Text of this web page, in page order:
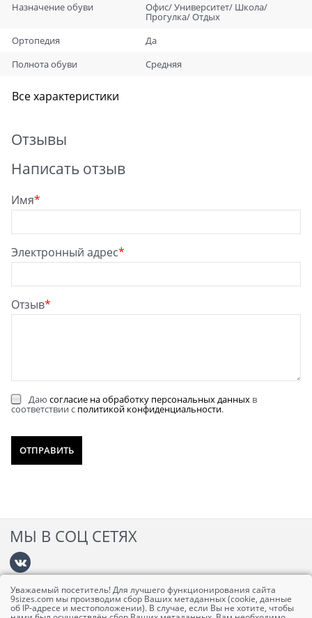
Назначение обуви
Офис/ Университет/ Школа/
Прогулка/ Отдых
Ортопедия
Да
Полнота обуви
Средняя
Все характеристики
Отзывы
Написать отзыв
Имя
Электронный адрес
Отзыв
Даю согласие на обработку персональных данных в
соответствии с политикой конфиденциальности.
МЫ В СОЦ СЕТЯХ
Информация
Уважаемый посетитель! Для лучшего функционирования сайта
9sizes.com мы производим сбор Ваших метаданных (cookie, данные
об IP-адресе и местоположении). В случае, если Вы не хотите, чтобы